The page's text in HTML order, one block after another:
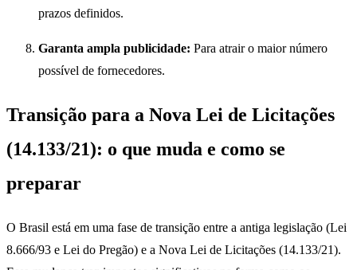
prazos definidos.
Garanta ampla publicidade: Para atrair o maior número
possível de fornecedores.
Transição para a Nova Lei de Licitações
(14.133/21): o que muda e como se
preparar
O Brasil está em uma fase de transição entre a antiga legislação (Lei
8.666/93 e Lei do Pregão) e a Nova Lei de Licitações (14.133/21).